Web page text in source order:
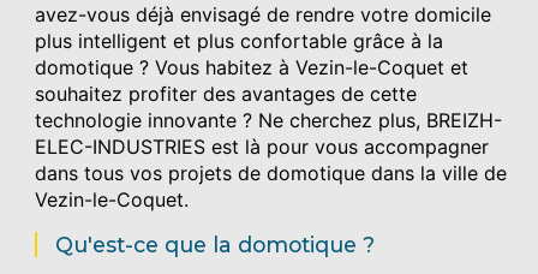
avez-vous déjà envisagé de rendre votre domicile
plus intelligent et plus confortable grâce à la
domotique ? Vous habitez à Vezin-le-Coquet et
souhaitez profiter des avantages de cette
technologie innovante ? Ne cherchez plus, BREIZH-
ELEC-INDUSTRIES est là pour vous accompagner
dans tous vos projets de domotique dans la ville de
Vezin-le-Coquet.
Qu'est-ce que la domotique ?